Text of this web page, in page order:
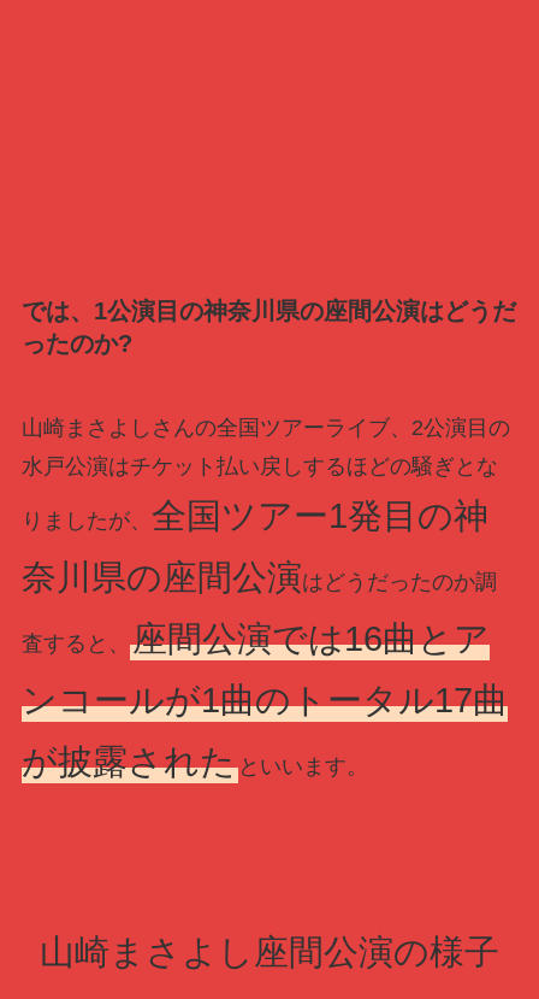
では、1公演目の神奈川県の座間公演はどうだ
ったのか?
山崎まさよしさんの全国ツアーライブ、2公演目の
水戸公演はチケット払い戻しするほどの騒ぎとな
りましたが、 全国ツアー1発目の神
奈川県の座間公演はどうだったのか調
査すると、 座間公演では16曲とア
ンコールが1曲のトータル17曲
が披露されたといいます。
山崎まさよし座間公演の様子